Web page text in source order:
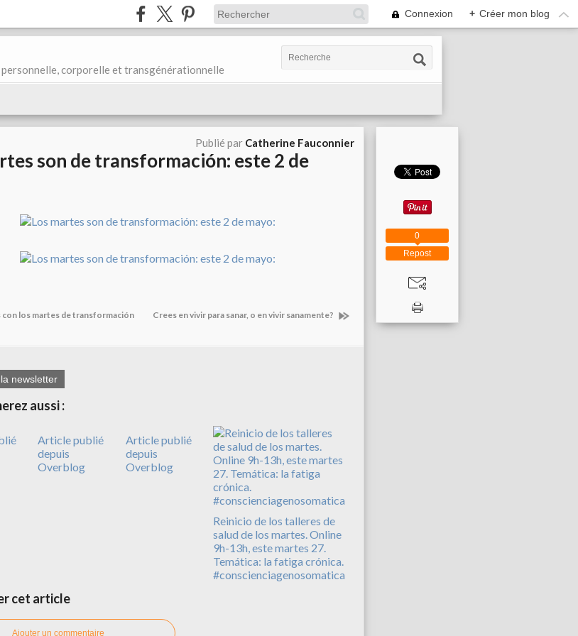
Connexion + Créer mon blog
personnelle, corporelle et transgénérationnelle
Publié par Catherine Fauconnier
son de transformación: este 2 de
con los martes de transformación Crees en vivir para sanar, o en vivir sanamente?
newsletter
aussi :
Article publié
depuis
Overblog
Article publié
depuis
Overblog
Reinicio de los talleres de
salud de los martes. Online
9h-13h, este martes 27.
Temática: la fatiga crónica.
#conscienciagenosomatica
cet article
Ajouter un commentaire
Repost
0